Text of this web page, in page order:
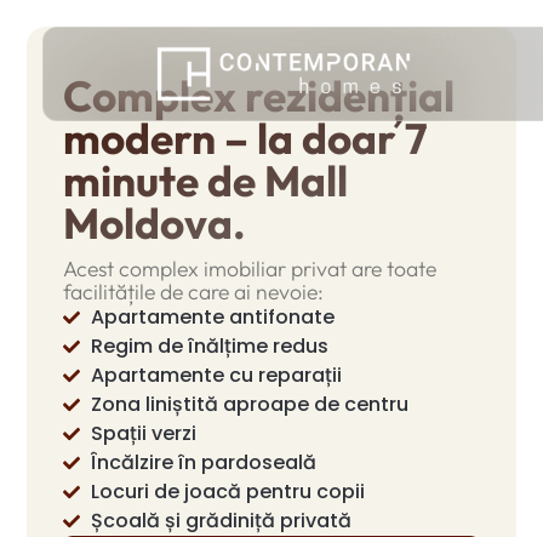
Complex rezidențial
modern – la doar 7
minute de Mall
Moldova.
Acest complex imobiliar privat are toate
facilitățile de care ai nevoie:
Apartamente antifonate
Regim de înălțime redus
Apartamente cu reparații
Zona liniștită aproape de centru
Spații verzi
Încălzire în pardoseală
Locuri de joacă pentru copii
Școală și grădiniță privată